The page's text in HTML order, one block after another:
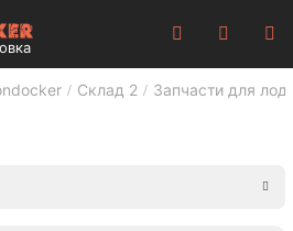
Склад 2 Запчасти для